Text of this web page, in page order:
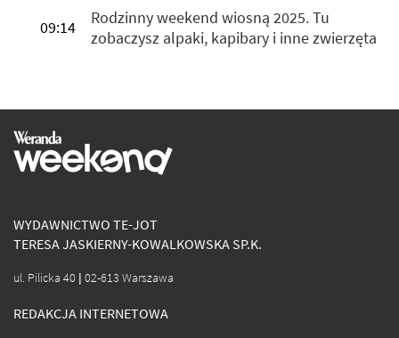
09:14
Rodzinny weekend wiosną 2025. Tu
zobaczysz alpaki, kapibary i inne zwierzęta
WYDAWNICTWO TE-JOT
TERESA JASKIERNY-KOWALKOWSKA SP.K.
ul. Pilicka 40 | 02-613 Warszawa
REDAKCJA INTERNETOWA